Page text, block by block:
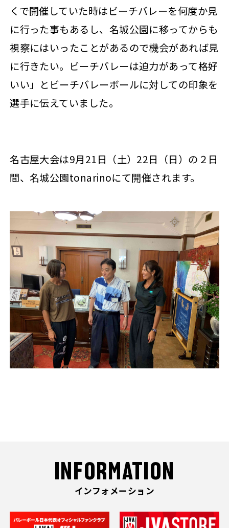
くで開催していた時はビーチバレーを何度か見
に行った事もあるし、名城公園に移ってからも
視察にはいったことがあるので機会があれば見
に行きたい。ビーチバレーは迫力があって格好
いい」とビーチバレーボールに対しての印象を
選手に伝えていました。
名古屋大会は9月21日（土）22日（日）の２日
間、名城公園tonarinoにて開催されます。
INFORMATION
インフォメーション